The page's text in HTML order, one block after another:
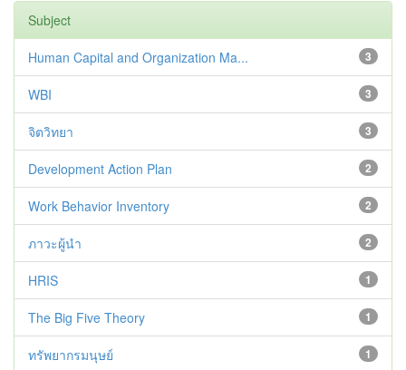
Subject
3
Human Capital and Organization Ma...
3
WBI
3
จิตวิทยา
2
Development Action Plan
2
Work Behavior Inventory
2
ภาวะผู้นำ
1
HRIS
1
The Big Five Theory
1
ทรัพยากรมนุษย์